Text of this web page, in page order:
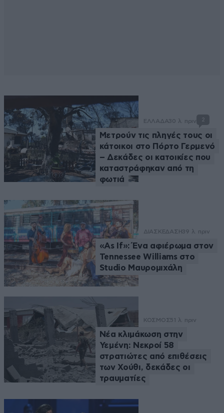
ΕΛΛΑΔΑ30 λ. πριν 2
Μετρούν τις πληγές τους οι
κάτοικοι στο Πόρτο Γερμενό
– Δεκάδες οι κατοικίες που
καταστράφηκαν από τη
φωτιά
ΔΙΑΣΚΕΔΑΣΗ39 λ. πριν
«As If»: Ένα αφιέρωμα στον
Tennessee Williams στο
Studio Μαυρομιχάλη
ΚΟΣΜΟΣ51 λ. πριν
Νέα κλιμάκωση στην
Υεμένη: Νεκροί 58
στρατιώτες από επιθέσεις
των Χούθι, δεκάδες οι
τραυματίες